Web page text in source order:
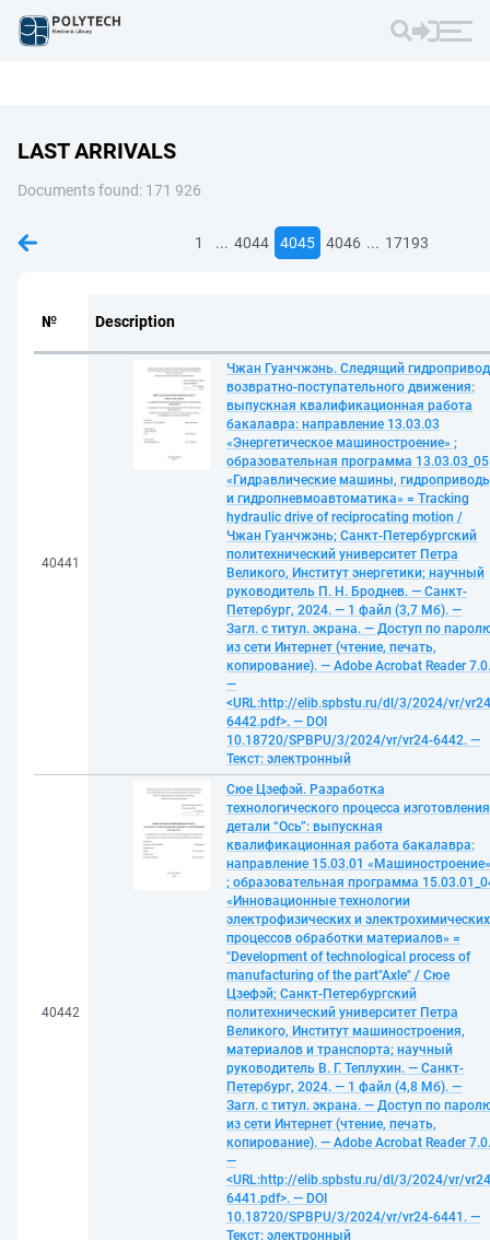
LAST ARRIVALS
Documents found: 171 926
1 ... 4044 4045 4046 ... 17193
№ Description
40441
Чжан Гуанчжэнь. Следящий гидропривод
возвратно-поступательного движения:
выпускная квалификационная работа
бакалавра: направление 13.03.03
«Энергетическое машиностроение» ;
образовательная программа 13.03.03_05
«Гидравлические машины,
и гидропневмоавтоматика» = Tracking
hydraulic drive of reciprocating motion /
Чжан Гуанчжэнь; Санкт-Петербургский
политехнический университет Петра
Великого, Институт энергетики; научный
руководитель П. Н. Броднев. — Санкт-
Петербург, 2024. — 1 файл (3,7 Мб). —
Загл. с титул. экрана. — Доступ по
из сети Интернет (чтение, печать,
копирование). — Adobe Acrobat Reader 7.0.
—
<URL:http://elib.spbstu.ru/dl/3/2024/vr/
6442.pdf>. — DOI
10.18720/SPBPU/3/2024/vr/vr24-6442. —
Текст: электронный
40442
Сюе Цзефэй. Разработка
технологического процесса изготовления
детали “Ось”: выпускная
квалификационная работа бакалавра:
направление 15.03.01 «Машиностроение»
; образовательная программа
«Инновационные технологии
электрофизических и электрохимических
процессов обработки материалов» =
"Development of technological process of
manufacturing of the part"Axle" / Сюе
Цзефэй; Санкт-Петербургский
политехнический университет Петра
Великого, Институт машиностроения,
материалов и транспорта; научный
руководитель В. Г. Теплухин. — Санкт-
Петербург, 2024. — 1 файл (4,8 Мб). —
Загл. с титул. экрана. — Доступ по
из сети Интернет (чтение, печать,
копирование). — Adobe Acrobat Reader 7.0.
—
<URL:http://elib.spbstu.ru/dl/3/2024/vr/
6441.pdf>. — DOI
10.18720/SPBPU/3/2024/vr/vr24-6441. —
Текст: электронный